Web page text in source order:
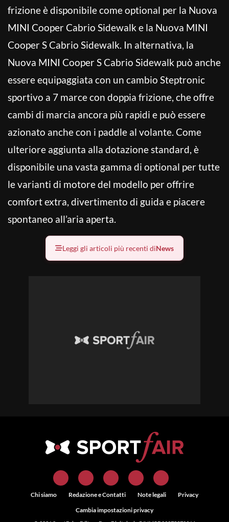
frizione è disponibile come optional per la Nuova
MINI Cooper Cabrio Sidewalk e la Nuova MINI
Cooper S Cabrio Sidewalk. In alternativa, la
Nuova MINI Cooper S Cabrio Sidewalk può anche
essere equipaggiata con un cambio Steptronic
sportivo a 7 marce con doppia frizione, che offre
cambi di marcia ancora più rapidi e può essere
azionato anche con i paddle al volante. Come
ulteriore aggiunta alla dotazione standard, è
disponibile una vasta gamma di optional per tutte
le varianti di motore del modello per offrire
comfort extra, divertimento di guida e piacere
spontaneo all’aria aperta.
Leggi gli articoli più recenti diNews
Chi siamo Redazione e Contatti Note legali
Privacy
Cambia impostazioni privacy